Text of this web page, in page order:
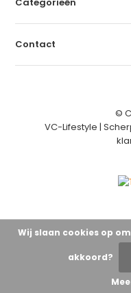
Contact
©
VC-Lifestyle |
Wij slaan cookies op
akkoord?